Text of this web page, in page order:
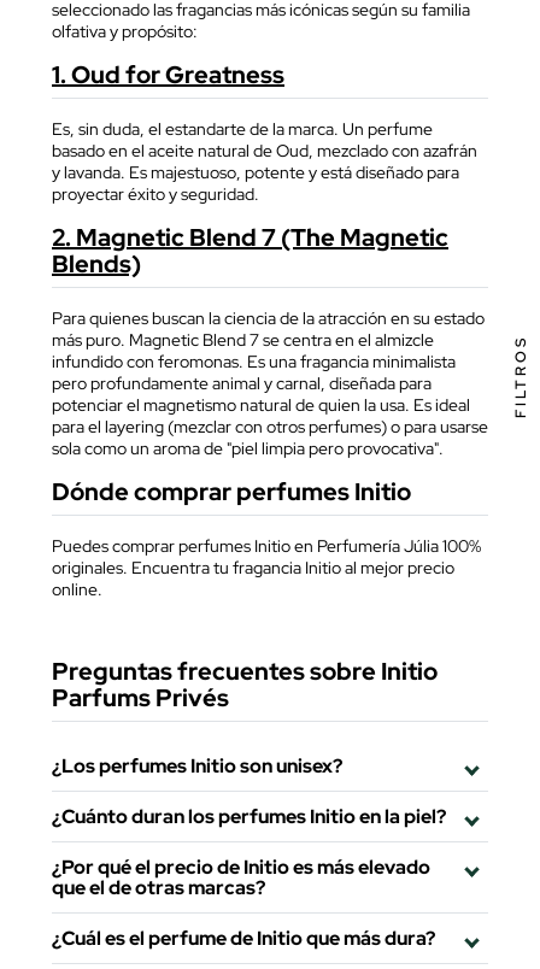
seleccionado las fragancias más icónicas según su familia
olfativa y propósito:
1.Oud for Greatness
Es, sin duda, el estandarte de la marca. Un perfume
basado en el aceite natural de Oud, mezclado con azafrán
y lavanda. Es majestuoso, potente y está diseñado para
proyectar éxito y seguridad.
2. Magnetic Blend 7 (The Magnetic
Blends)
Para quienes buscan la ciencia de la atracción en su estado
más puro. Magnetic Blend 7 se centra en el almizcle
infundido con feromonas. Es una fragancia minimalista
pero profundamente animal y carnal, diseñada para
potenciar el magnetismo natural de quien la usa. Es ideal
para el layering (mezclar con otros perfumes) o para usarse
sola como un aroma de "piel limpia pero provocativa".
Dónde comprar perfumes Initio
Puedes comprar perfumes Initio en Perfumería Júlia 100%
originales. Encuentra tu fragancia Initio al mejor precio
online.
Preguntas frecuentes sobre Initio
Parfums Privés
¿Los perfumes Initio son unisex?
¿Cuánto duran los perfumes Initio en la piel?
¿Por qué el precio de Initio es más elevado
que el de otras marcas?
¿Cuál es el perfume de Initio que más dura?
FILTROS